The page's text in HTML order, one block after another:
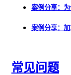
案例分享：
案例分享：
常见问题